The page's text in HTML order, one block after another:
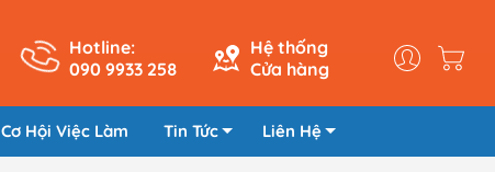
Hotline:
090 9933 258
Hệ thống
Cửa hàng
Cơ Hội Việc Làm Tin Tức Liên Hệ